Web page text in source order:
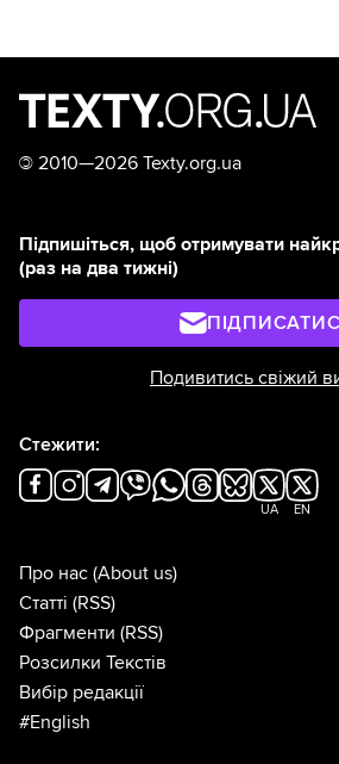
© 2010—2026 Texty.org.ua
Підпишіться, щоб отримувати
(раз на два тижні)
Подивитись свіжий
Стежити:
UA EN
Про нас (About us)
Статті (RSS)
Фрагменти (RSS)
Розсилки Текстів
Вибір редакції
#English